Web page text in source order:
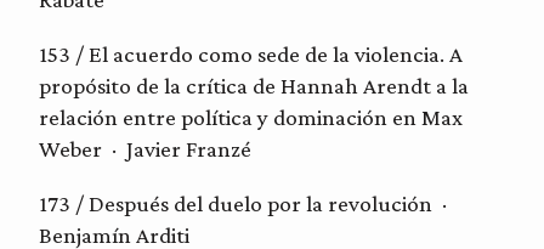
153 / El acuerdo como sede de la violencia. A
propósito de la crítica de Hannah Arendt a la
relación entre política y dominación en Max
Weber · Javier Franzé
173 / Después del duelo por la revolución ·
Benjamín Arditi